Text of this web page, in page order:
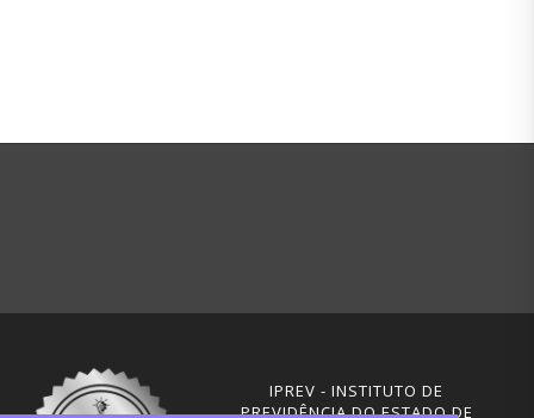
IPREV - INSTITUTO DE
PREVIDÊNCIA DO ESTADO DE